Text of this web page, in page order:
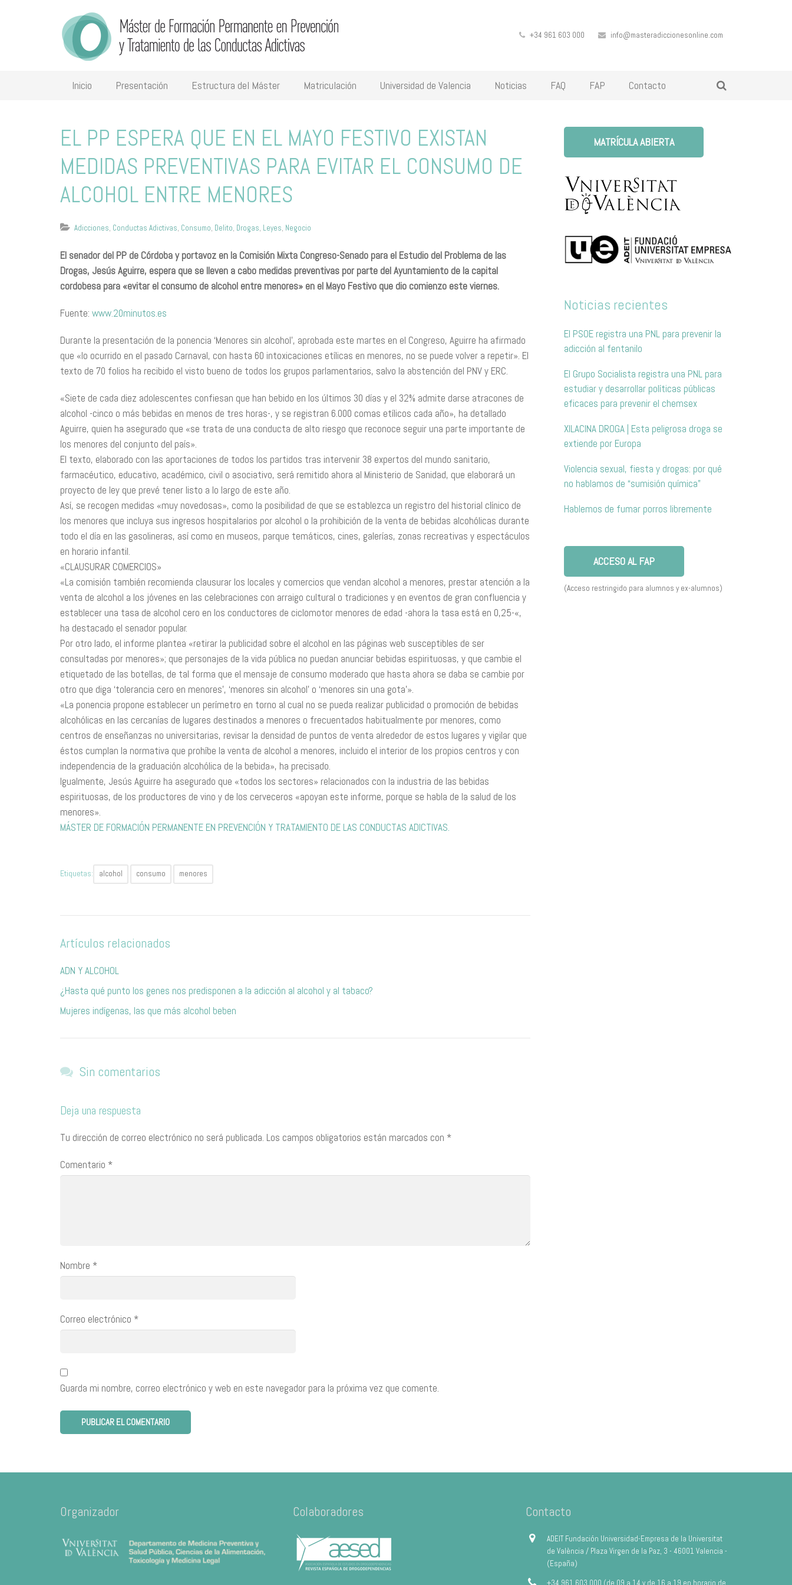
+34 961 603 000 info@masteradiccionesonline.com
Inicio Presentación Estructura del Máster Matriculación Universidad de Valencia Noticias FAQ FAP Contacto
​E​L PP ESPERA QUE EN EL MAYO FESTIVO EXISTAN
MEDIDAS PREVENTIVAS PARA EVITAR EL CONSUMO DE
ALCOHOL ENTRE MENORES
Adicciones, Conductas Adictivas, Consumo, Delito, Drogas, Leyes, Negocio
El senador del PP de Córdoba y portavoz en la Comisión Mixta Congreso-Senado para el Estudio del Problema de las
Drogas, Jesús Aguirre, espera que se lleven a cabo medidas preventivas por parte del Ayuntamiento de la capital
cordobesa para «evitar el consumo de alcohol entre menores» en el Mayo Festivo que d​io​ comienzo este viernes.
Fuente: www.20minutos.es
Durante la presentación de la ponencia ‘Menores sin alcohol’, aprobada este martes en el Congreso, Aguirre ha afirmado
que «lo ocurrido en el pasado Carnaval, con hasta 60 intoxicaciones etílicas en menores, no se puede volver a repetir». El
texto de 70 folios ha recibido el visto bueno de todos los grupos parlamentarios, salvo la abstención del PNV y ERC.
«Siete de cada diez adolescentes confiesan que han bebido en los últimos 30 días y el 32% admite darse atracones de
alcohol -cinco o más bebidas en menos de tres horas-, y se registran 6.000 comas etílicos cada año», ha detallado
Aguirre, quien ha asegurado que «se trata de una conducta de alto riesgo que reconoce seguir una parte importante de
los menores del conjunto del país».
El texto, elaborado con las aportaciones de todos los partidos tras intervenir 38 expertos del mundo sanitario,
farmacéutico, educativo, académico, civil o asociativo, será remitido ahora al Ministerio de Sanidad, que elaborará un
proyecto de ley que prevé tener listo a lo largo de este año.
Así, se recogen medidas «muy novedosas», como la posibilidad de que se establezca un registro del historial clínico de
los menores que incluya sus ingresos hospitalarios por alcohol o la prohibición de la venta de bebidas alcohólicas durante
todo el día en las gasolineras, así como en museos, parque temáticos, cines, galerías, zonas recreativas y espectáculos
en horario infantil.
«CLAUSURAR COMERCIOS»
«La comisión también recomienda clausurar los locales y comercios que vendan alcohol a menores, prestar atención a la
venta de alcohol a los jóvenes en las celebraciones con arraigo cultural o tradiciones y en eventos de gran confluencia y
establecer una tasa de alcohol cero en los conductores de ciclomotor menores de edad -ahora la tasa está en 0,25-«,
ha destacado el senador popular.
Por otro lado, el informe plantea «retirar la publicidad sobre el alcohol en las páginas web susceptibles de ser
consultadas por menores»; que personajes de la vida pública no puedan anunciar bebidas espirituosas, y que cambie el
etiquetado de las botellas, de tal forma que el mensaje de consumo moderado que hasta ahora se daba se cambie por
otro que diga ‘tolerancia cero en menores’, ‘menores sin alcohol’ o ‘menores sin una gota'».
«La ponencia propone establecer un perímetro en torno al cual no se pueda realizar publicidad o promoción de bebidas
alcohólicas en las cercanías de lugares destinados a menores o frecuentados habitualmente por menores, como
centros de enseñanzas no universitarias, revisar la densidad de puntos de venta alrededor de estos lugares y vigilar que
éstos cumplan la normativa que prohíbe la venta de alcohol a menores, incluido el interior de los propios centros y con
independencia de la graduación alcohólica de la bebida», ha precisado.
Igualmente, Jesús Aguirre ha asegurado que «todos los sectores» relacionados con la industria de las bebidas
espirituosas, de los productores de vino y de los cerveceros «apoyan este informe, porque se habla de la salud de los
menores».
MÁSTER DE FORMACIÓN PERMANENTE EN PREVENCIÓN Y TRATAMIENTO DE LAS CONDUCTAS ADICTIVAS.
Etiquetas: alcohol consumo menores
Artículos relacionados
ADN Y ALCOHOL
¿Hasta qué punto los genes nos predisponen a la adicción al alcohol y al tabaco?
Mujeres indígenas, las que más alcohol beben
Sin comentarios
Deja una respuesta
Tu dirección de correo electrónico no será publicada. Los campos obligatorios están marcados con *
Comentario *
Nombre *
Correo electrónico *
Guarda mi nombre, correo electrónico y web en este navegador para la próxima vez que comente.
MATRÍCULA ABIERTA
Noticias recientes
El PSOE registra una PNL para prevenir la
adicción al fentanilo
El Grupo Socialista registra una PNL para
estudiar y desarrollar políticas públicas
eficaces para prevenir el chemsex
XILACINA DROGA | Esta peligrosa droga se
extiende por Europa
Violencia sexual, fiesta y drogas: por qué
no hablamos de “sumisión química”
Hablemos de fumar porros libremente
ACCESO AL FAP
(Acceso restringido para alumnos y ex-alumnos)
Organizador Colaboradores Contacto
ADEIT Fundación Universidad-Empresa de la Universitat
de València / Plaza Virgen de la Paz, 3 - 46001 Valencia -
(España)
+34 961 603 000 (de 09 a 14 y de 16 a 19 en horario de